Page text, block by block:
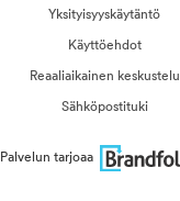
Yksityisyyskäytäntö
Käyttöehdot
Reaaliaikainen keskustelu
Sähköpostituki
Palvelun tarjoaa